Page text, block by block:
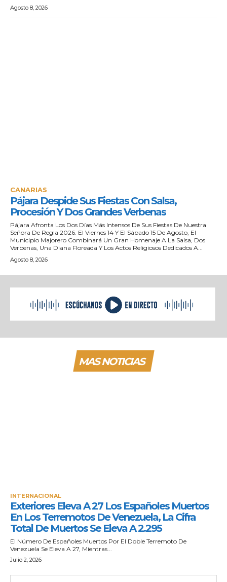
Agosto 8, 2026
CANARIAS
Pájara Despide Sus Fiestas Con Salsa,
Procesión Y Dos Grandes Verbenas
Pájara Afronta Los Dos Días Más Intensos De Sus Fiestas De Nuestra
Señora De Regla 2026. El Viernes 14 Y El Sábado 15 De Agosto, El
Municipio Majorero Combinará Un Gran Homenaje A La Salsa, Dos
Verbenas, Una Diana Floreada Y Los Actos Religiosos Dedicados A...
Agosto 8, 2026
MAS NOTICIAS
INTERNACIONAL
Exteriores Eleva A 27 Los Españoles Muertos
En Los Terremotos De Venezuela, La Cifra
Total De Muertos Se Eleva A 2.295
El Número De Españoles Muertos Por El Doble Terremoto De
Venezuela Se Eleva A 27, Mientras...
Julio 2, 2026